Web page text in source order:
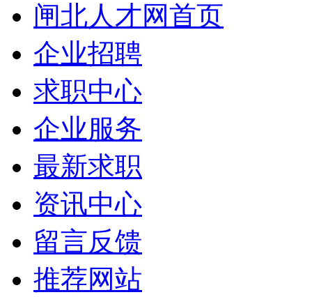
闸北人才网首页
企业招聘
求职中心
企业服务
最新求职
资讯中心
留言反馈
推荐网站